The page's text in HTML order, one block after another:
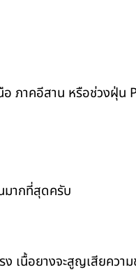
อ ภาคอีสาน หรือช่วงฝุ่น
มากที่สุดครับ
เนื้อยางจะสูญเสียควา